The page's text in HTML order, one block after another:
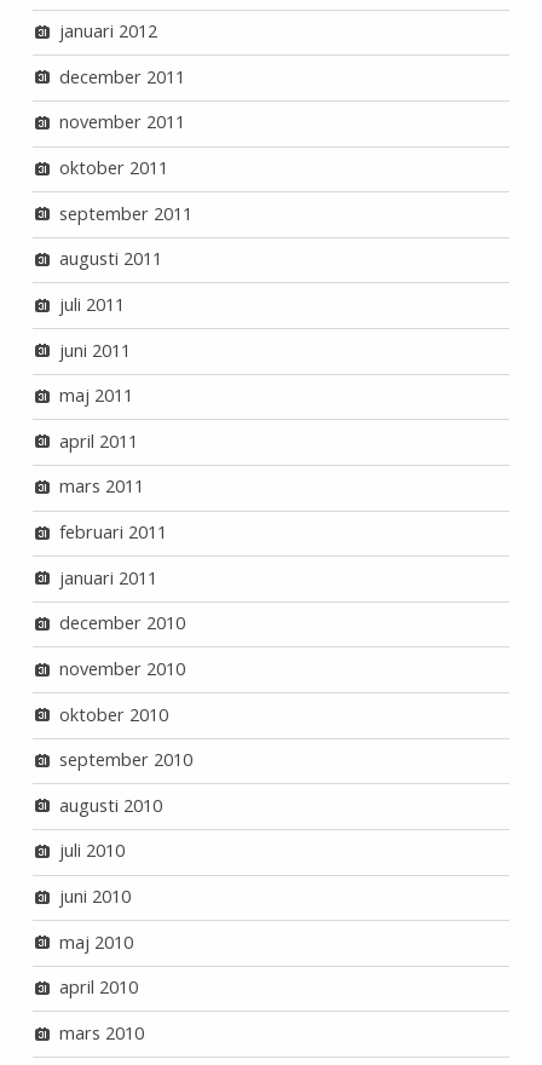
januari 2012
december 2011
november 2011
oktober 2011
september 2011
augusti 2011
juli 2011
juni 2011
maj 2011
april 2011
mars 2011
februari 2011
januari 2011
december 2010
november 2010
oktober 2010
september 2010
augusti 2010
juli 2010
juni 2010
maj 2010
april 2010
mars 2010